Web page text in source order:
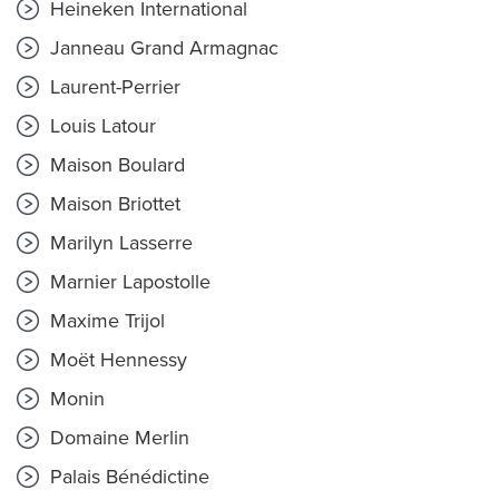
Heineken International
Janneau Grand Armagnac
Laurent-Perrier
Louis Latour
Maison Boulard
Maison Briottet
Marilyn Lasserre
Marnier Lapostolle
Maxime Trijol
Moët Hennessy
Monin
Domaine Merlin
Palais Bénédictine